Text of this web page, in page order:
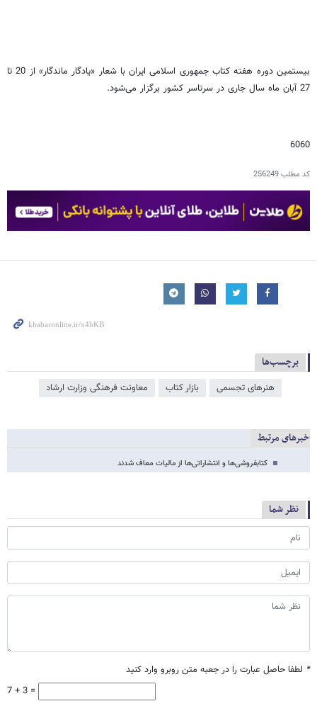
بیستمین دوره هفته کتاب جمهوری اسلامی ایران با شعار «یادگار ماندگار» از 20 تا
27 آبان ماه سال جاری در سرتاسر کشور برگزار می‌شود.
6060
کد مطلب256249
برچسب‌ها
هنرهای تجسمی بازار کتاب معاونت فرهنگی وزارت ارشاد
خبرهای مرتبط
کتابفروشی‌ها و انتشاراتی‌ها از مالیات معاف شدند
نظر شما
* لطفا حاصل عبارت را در جعبه متن روبرو وارد کنید
7 + 3 =